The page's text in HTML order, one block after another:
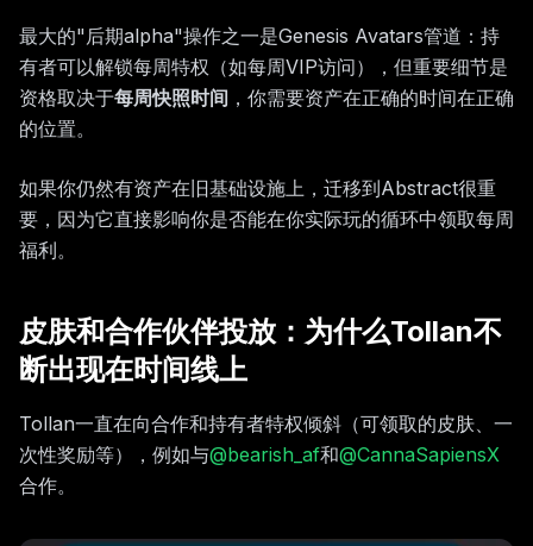
最大的"后期alpha"操作之一是Genesis Avatars管道：持
有者可以解锁每周特权（如每周VIP访问），但重要细节是
资格取决于每周快照时间 ，你需要资产在正确的时间在正确
的位置。
如果你仍然有资产在旧基础设施上，迁移到Abstract很重
要，因为它直接影响你是否能在你实际玩的循环中领取每周
福利。
皮肤和合作伙伴投放：为什么Tollan不
断出现在时间线上
Tollan一直在向合作和持有者特权倾斜（可领取的皮肤、一
次性奖励等），例如与@bearish_af和@CannaSapiensX
合作。